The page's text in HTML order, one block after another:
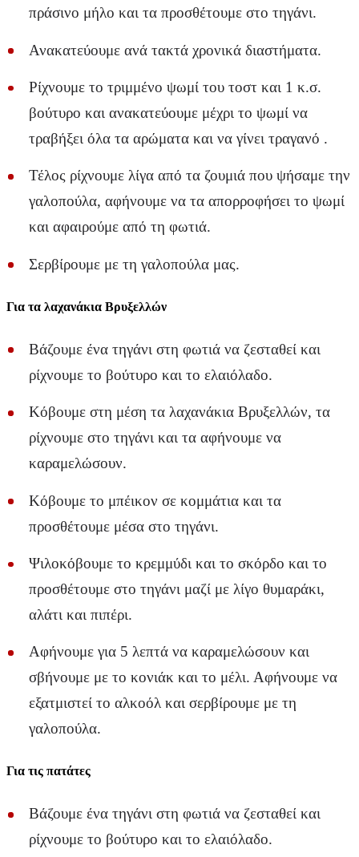
πράσινο μήλο και τα προσθέτουμε στο τηγάνι.
Ανακατεύουμε ανά τακτά χρονικά διαστήματα.
Ρίχνουμε το τριμμένο ψωμί του τοστ και 1 κ.σ.
βούτυρο και ανακατεύουμε μέχρι το ψωμί να
τραβήξει όλα τα αρώματα και να γίνει τραγανό .
Τέλος ρίχνουμε λίγα από τα ζουμιά που ψήσαμε την
γαλοπούλα, αφήνουμε να τα απορροφήσει το ψωμί
και αφαιρούμε από τη φωτιά.
Σερβίρουμε με τη γαλοπούλα μας.
Για τα λαχανάκια Βρυξελλών
Βάζουμε ένα τηγάνι στη φωτιά να ζεσταθεί και
ρίχνουμε το βούτυρο και το ελαιόλαδο.
Κόβουμε στη μέση τα λαχανάκια Βρυξελλών, τα
ρίχνουμε στο τηγάνι και τα αφήνουμε να
καραμελώσουν.
Κόβουμε το μπέικον σε κομμάτια και τα
προσθέτουμε μέσα στο τηγάνι.
Ψιλοκόβουμε το κρεμμύδι και το σκόρδο και το
προσθέτουμε στο τηγάνι μαζί με λίγο θυμαράκι,
αλάτι και πιπέρι.
Αφήνουμε για 5 λεπτά να καραμελώσουν και
σβήνουμε με το κονιάκ και το μέλι. Αφήνουμε να
εξατμιστεί το αλκοόλ και σερβίρουμε με τη
γαλοπούλα.
Για τις πατάτες
Βάζουμε ένα τηγάνι στη φωτιά να ζεσταθεί και
ρίχνουμε το βούτυρο και το ελαιόλαδο.